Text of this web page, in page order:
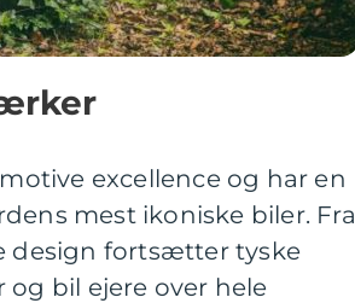
excellence og har en
mest ikoniske biler. Fra
design fortsætter tyske
bil ejere over hele